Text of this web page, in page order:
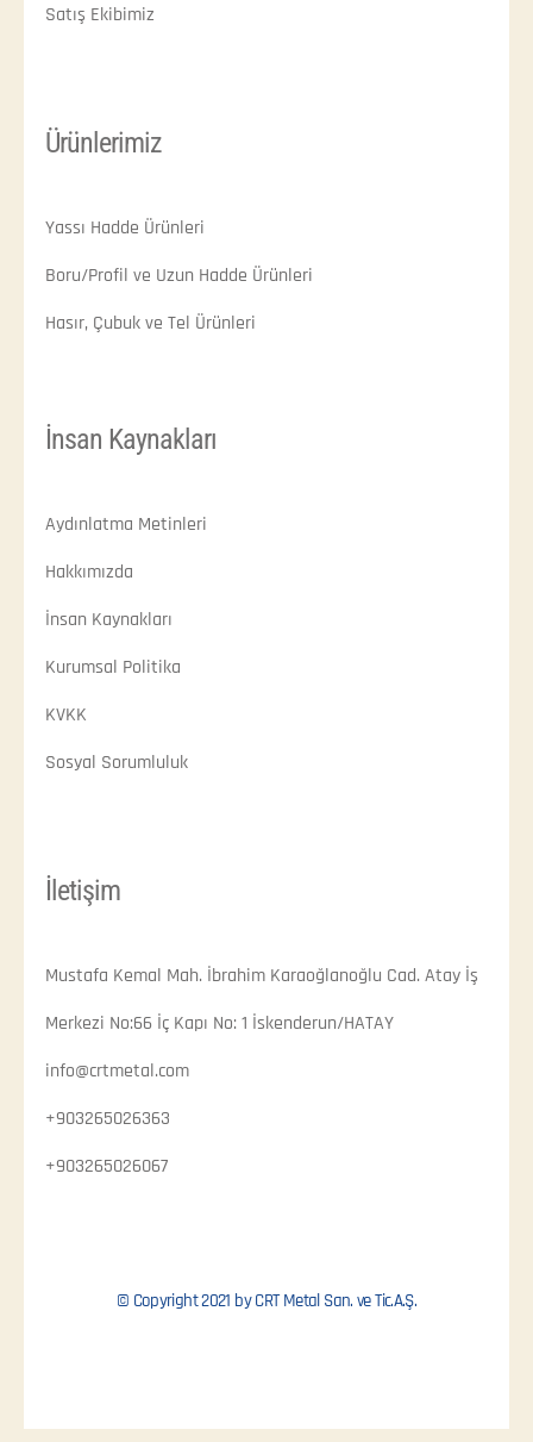
Satış Ekibimiz
Ürünlerimiz
Yassı Hadde Ürünleri
Boru/Profil ve Uzun Hadde Ürünleri
Hasır, Çubuk ve Tel Ürünleri
İnsan Kaynakları
Aydınlatma Metinleri
Hakkımızda
İnsan Kaynakları
Kurumsal Politika
KVKK
Sosyal Sorumluluk
İletişim
Mustafa Kemal Mah. İbrahim Karaoğlanoğlu Cad. Atay İş
Merkezi No:66 İç Kapı No: 1 İskenderun/HATAY
info@crtmetal.com
+903265026363
+903265026067
© Copyright 2021 by CRT Metal San. ve Tic.A.Ş.